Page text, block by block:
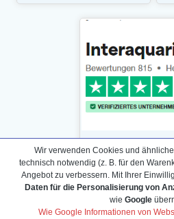
Widerrufs­recht /
Wir verwenden Cookies und
technisch notwendig (z. B. für den
Angebot zu verbessern. Mit Ihrer
Daten für die Personalisierung von
wie Google
Wie Google Informationen von